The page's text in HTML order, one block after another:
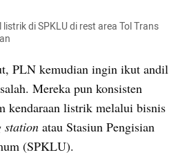
di SPKLU di rest area Tol Trans
PLN kemudian ingin ikut andil
Mereka pun konsisten
kendaraan listrik melalui bisnis
station atau Stasiun Pengisian
(SPKLU).